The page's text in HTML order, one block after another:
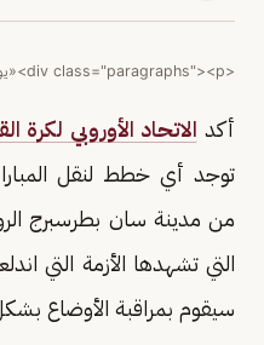
<div class="paragraphs"><p>«يويفا»</p></div>
أكد الاتحاد الأوروبي لكرة
توجد أي خطط لنقل
من مدينة سان بطرسبرج
التي تشهدها الأزمة التي
سيقوم بمراقبة الأوضاع